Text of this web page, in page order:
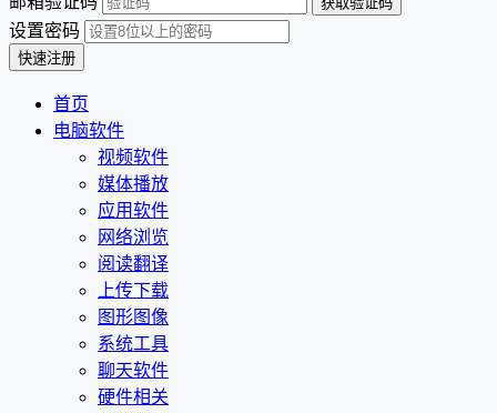
设置密码
首页
电脑软件
视频软件
媒体播放
应用软件
网络浏览
阅读翻译
上传下载
图形图像
系统工具
聊天软件
硬件相关